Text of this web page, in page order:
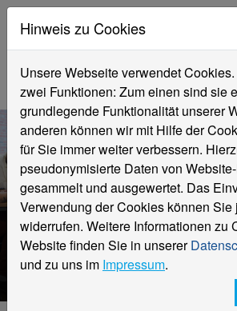
Angebote rund um
Studium
Hochschulleben an der
Hochschule
Hinweis zu Cookies
Unsere Webseite verwendet
zwei Funktionen: Zum einen sind sie
grundlegende Funktionalität unserer
anderen können wir mit Hilfe der
für Sie immer weiter verbessern.
pseudonymisierte Daten von
gesammelt und ausgewertet. Das
Verwendung der Cookies können Sie
widerrufen. Weitere Informationen zu
Website finden Sie in unserer
und zu uns im Impressum.